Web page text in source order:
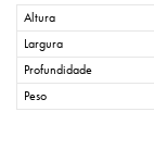
Altura
Largura
Profundidade
Peso